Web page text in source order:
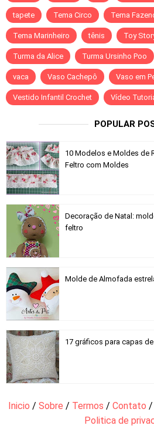
tapete Tema Circo Tema
Tema Marinheiro tênis Toy
Turma da Alice Turma Ursinho Poo
vaca Vaso Cachepô Vaso em
Vestido Infantil Crochet Vídeo
POPULAR
10 Modelos e Moldes de
Feltro com Moldes
Decoração de Natal:
feltro
Molde de Almofada
17 gráficos para capas
Inicio / Sobre / Termos / Contato /
Politica de